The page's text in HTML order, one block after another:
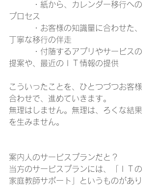
・紙から、カレンダー移行への
プロセス
・お客様の知識量に合わせた、
丁寧な移行の伴走
・付随するアプリやサービスの
提案や、最近のＩＴ情報の提供
こういったことを、ひとつづつお客様
合わせで、進めていきます。
無理はしません。無理は、ろくな結果
を生みません。
案内人のサービスプランだと？
当方のサービスプランには、「ＩＴの
家庭教師サポート」というものがあり